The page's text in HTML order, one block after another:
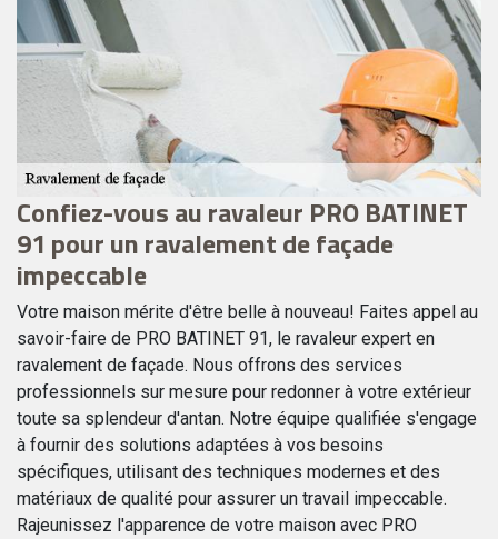
Confiez-vous au ravaleur PRO BATINET
91 pour un ravalement de façade
impeccable
Votre maison mérite d'être belle à nouveau! Faites appel au
savoir-faire de PRO BATINET 91, le ravaleur expert en
ravalement de façade. Nous offrons des services
professionnels sur mesure pour redonner à votre extérieur
toute sa splendeur d'antan. Notre équipe qualifiée s'engage
à fournir des solutions adaptées à vos besoins
spécifiques, utilisant des techniques modernes et des
matériaux de qualité pour assurer un travail impeccable.
Rajeunissez l'apparence de votre maison avec PRO